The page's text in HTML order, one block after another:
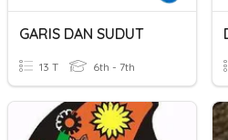
GARIS DAN SUDUT
13 T 6th - 7th